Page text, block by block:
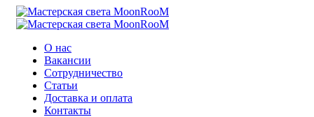
О нас
Вакансии
Сотрудничество
Статьи
Доставка и оплата
Контакты